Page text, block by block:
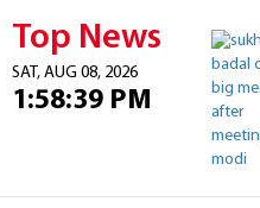
Top News
SAT, AUG 08, 2026
1:58:39 PM